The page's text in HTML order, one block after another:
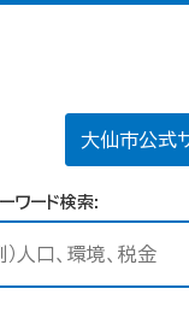
大仙市公式
ワード検索